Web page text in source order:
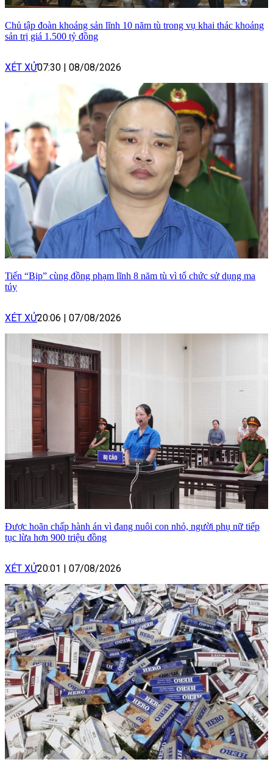
Chủ tập đoàn khoáng sản lĩnh 10 năm tù trong vụ khai thác khoáng
sản trị giá 1.500 tỷ đồng
XÉT XỬ07:30 08/08/2026
Tiến “Bịp” cùng đồng phạm lĩnh 8 năm tù vì tổ chức sử dụng ma
túy
XÉT XỬ20:06 07/08/2026
Được hoãn chấp hành án vì đang nuôi con nhỏ, người phụ nữ tiếp
tục lừa hơn 900 triệu đồng
XÉT XỬ20:01 07/08/2026